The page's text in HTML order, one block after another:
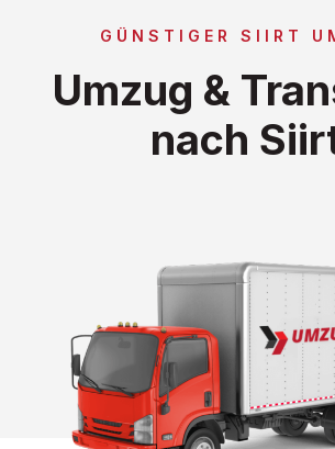
GÜNSTIGER SIIRT
Umzug &
nach